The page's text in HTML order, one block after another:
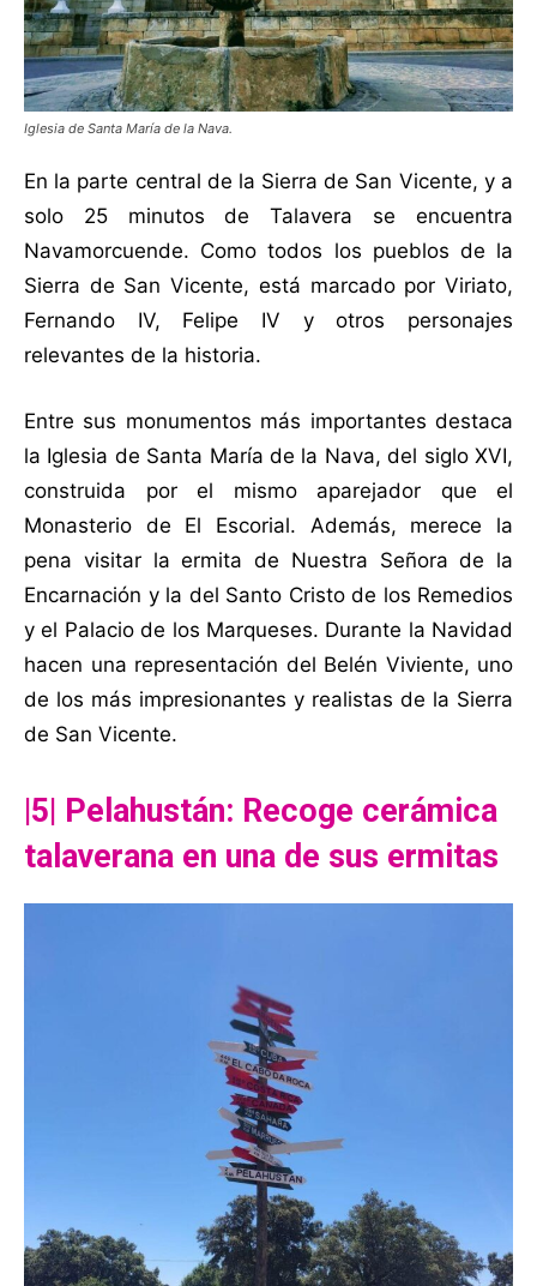
Iglesia de Santa María de la Nava.
En la parte central de la Sierra de San Vicente, y a
solo 25 minutos de Talavera se encuentra
Navamorcuende. Como todos los pueblos de la
Sierra de San Vicente, está marcado por Viriato,
Fernando IV, Felipe IV y otros personajes
relevantes de la historia.
Entre sus monumentos más importantes destaca
la Iglesia de Santa María de la Nava, del siglo XVI,
construida por el mismo aparejador que el
Monasterio de El Escorial. Además, merece la
pena visitar la ermita de Nuestra Señora de la
Encarnación y la del Santo Cristo de los Remedios
y el Palacio de los Marqueses. Durante la Navidad
hacen una representación del Belén Viviente, uno
de los más impresionantes y realistas de la Sierra
de San Vicente.
|5| Pelahustán: Recoge cerámica
talaverana en una de sus ermitas